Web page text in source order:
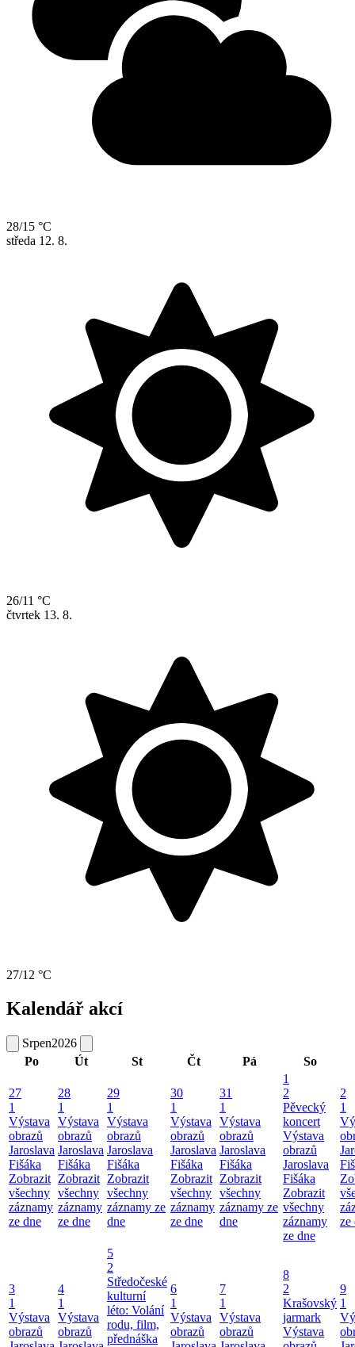
28/15 °C
středa 12. 8.
26/11 °C
čtvrtek 13. 8.
27/12 °C
Kalendář akcí
Srpen2026
Po
Út St Čt Pá So
27
1
Výstava
obrazů
Jaroslava
Fišáka
Zobrazit
všechny
záznamy
ze dne
28
1
Výstava
obrazů
Jaroslava
Fišáka
Zobrazit
všechny
záznamy
ze dne
29
1
Výstava
obrazů
Jaroslava
Fišáka
Zobrazit
všechny
záznamy ze
dne
30
1
Výstava
obrazů
Jaroslava
Fišáka
Zobrazit
všechny
záznamy
ze dne
31
1
Výstava
obrazů
Jaroslava
Fišáka
Zobrazit
všechny
záznamy ze
dne
1
2
Pěvecký
koncert
Výstava
obrazů
Jaroslava
Fišáka
Zobrazit
všechny
záznamy
ze dne
2
1
ze
3
1
Výstava
obrazů
4
1
Výstava
obrazů
5
2
Středočeské
kulturní
léto: Volání
rodu, film,
přednáška
6
1
Výstava
obrazů
7
1
Výstava
obrazů
8
2
Krašovský
jarmark
Výstava
9
1